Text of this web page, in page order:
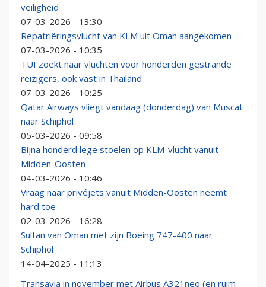
veiligheid
07-03-2026 - 13:30
Repatriëringsvlucht van KLM uit Oman aangekomen
07-03-2026 - 10:35
TUI zoekt naar vluchten voor honderden gestrande
reizigers, ook vast in Thailand
07-03-2026 - 10:25
Qatar Airways vliegt vandaag (donderdag) van Muscat
naar Schiphol
05-03-2026 - 09:58
Bijna honderd lege stoelen op KLM-vlucht vanuit
Midden-Oosten
04-03-2026 - 10:46
Vraag naar privéjets vanuit Midden-Oosten neemt
hard toe
02-03-2026 - 16:28
Sultan van Oman met zijn Boeing 747-400 naar
Schiphol
14-04-2025 - 11:13
Transavia in november met Airbus A321neo (en ruim